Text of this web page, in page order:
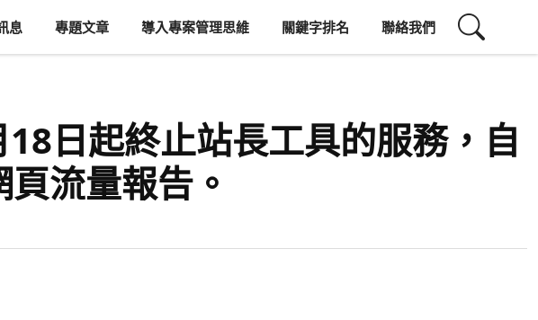
息 專題文章 導入專案管理思維 關鍵字排名 聯絡我們
日起終止站長工具的服務，自
流量報告。